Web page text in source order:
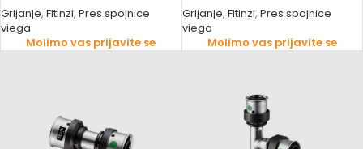
Grijanje, Fitinzi, Pres spojnice
viega
Molimo vas prijavite se
Grijanje, Fitinzi, Pres spojnice
viega
Molimo vas prijavite se